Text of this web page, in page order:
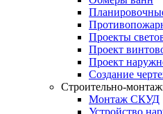
Проекты
Проект
Проект
Создание
Строительно-
Монтаж СКУД